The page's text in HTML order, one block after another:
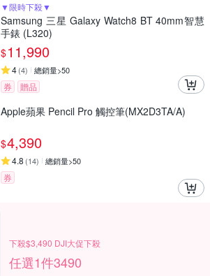
▼限時下殺▼
Samsung 三星 Galaxy Watch8 BT 40mm智慧
手錶 (L320)
$11,990
4(4) 總銷量>50
券 贈品
Apple蘋果 Pencil Pro 觸控筆(MX2D3TA/A)
$4,390
4.8 (14) 總銷量>50
券
下殺$3,490 DJI大促下殺
任選1件3490